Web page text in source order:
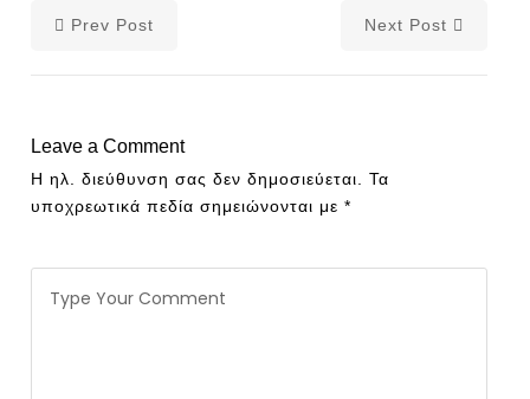
Prev Post Next Post
Leave a Comment
Η ηλ. διεύθυνση σας δεν δημοσιεύεται.
Τα
υποχρεωτικά πεδία σημειώνονται με*